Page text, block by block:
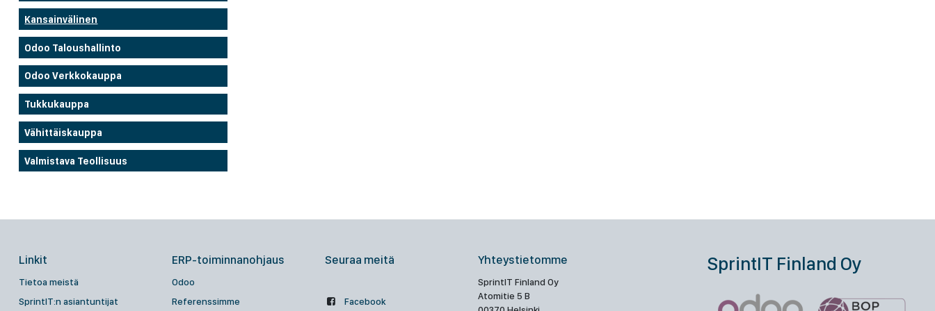
Kansainvälinen
Odoo Taloushallinto
Odoo Verkkokauppa
Tukkukauppa
Vähittäiskauppa
Valmistava Teollisuus
Linkit
Tietoa meistä
SprintIT:n asiantuntijat
ERP-toiminnanohjaus
Odoo
Referenssimme
Seuraa meitä
Facebook
Yhteystietomme
SprintIT Finland Oy
Atomitie 5 B
SprintIT Finland Oy